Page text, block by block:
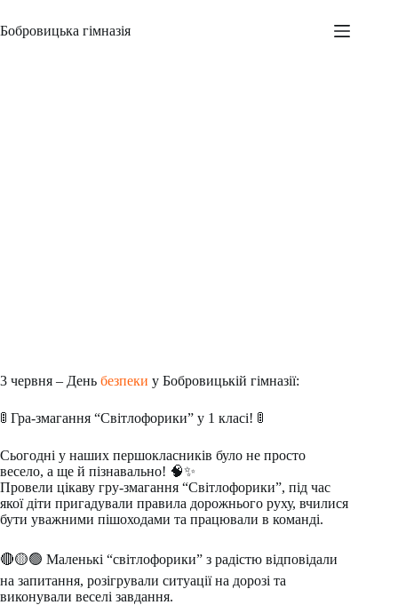
до
вмісту
Бобровицька гімназія
3 червня – День безпеки у Бобровицькій гімназії:
🚦 Гра-змагання “Світлофорики” у 1 класі! 🚦
Сьогодні у наших першокласників було не просто
весело, а ще й пізнавально! 🧠✨
Провели цікаву гру-змагання “Світлофорики”, під час
якої діти пригадували правила дорожнього руху, вчилися
бути уважними пішоходами та працювали в команді.
🔴🟡🟢 Маленькі “світлофорики” з радістю відповідали
на запитання, розігрували ситуації на дорозі та
виконували веселі завдання.